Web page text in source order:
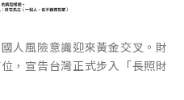
人風險意識迎來黃金交叉。財
，宣告台灣正式步入「長照財